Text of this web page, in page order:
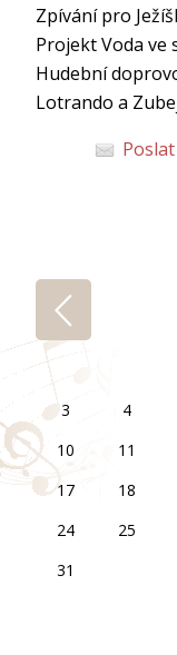
Zpívání pro
Projekt Voda ve
Hudební
Lotrando a
3
4
10
11
17
18
24
25
31